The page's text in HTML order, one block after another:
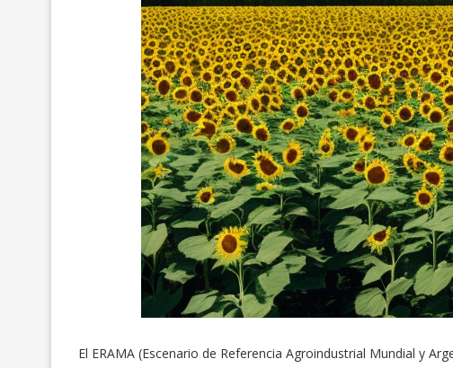
El ERAMA (Escenario de Referencia Agroindustrial Mundial y